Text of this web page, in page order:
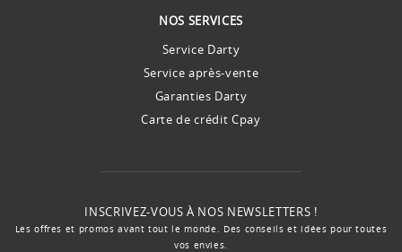
NOS SERVICES
Service Darty
Service après-vente
Garanties Darty
Carte de crédit Cpay
INSCRIVEZ-VOUS À NOS NEWSLETTERS !
Les offres et promos avant tout le monde. Des conseils et idées pour toutes
vos envies.